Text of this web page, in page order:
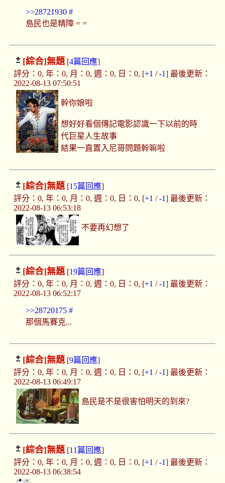
>>28721930#
島民也是精障 = =
[綜合]無題[4篇回應]
評分：0, 年：0, 月：0, 週：0, 日：0, [+1 /-1] 最後更新：
2022-08-13 07:50:51
幹你娘啦
想好好看個傳記電影認識一下以前的時
代巨星人生故事
結果一直置入尼哥問題幹嘛啦
[綜合]無題[15篇回應]
評分：0, 年：0, 月：0, 週：0, 日：0, [+1 /-1] 最後更新：
2022-08-13 06:53:18
不要再幻想了
[綜合]無題[19篇回應]
評分：0, 年：0, 月：0, 週：0, 日：0, [+1 /-1] 最後更新：
2022-08-13 06:52:17
>>28720175#
那個馬賽克...
[綜合]無題[9篇回應]
評分：0, 年：0, 月：0, 週：0, 日：0, [+1 /-1] 最後更新：
2022-08-13 06:49:17
島民是不是很害怕明天的到來?
[綜合]無題[11篇回應]
評分：0, 年：0, 月：0, 週：0, 日：0, [+1 /-1] 最後更新：
2022-08-13 06:38:54